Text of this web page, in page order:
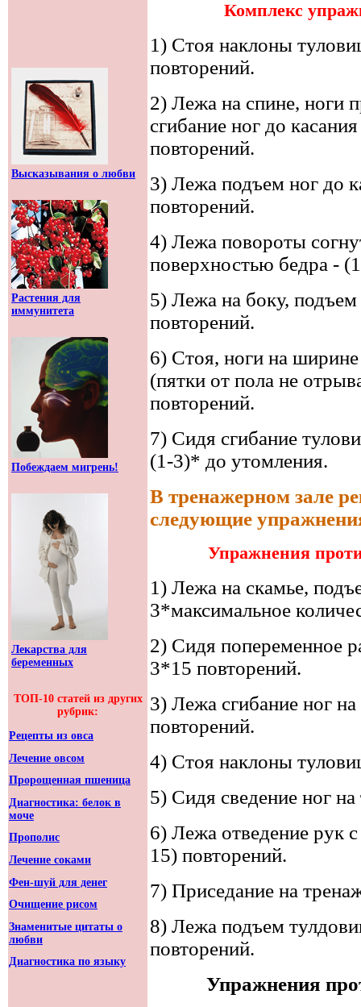
Высказывания о любви
Растения для
иммунитета
Побеждаем мигрень!
Лекарства для
беременных
ТОП-10 статей из других
рубрик:
Рецепты из овса
Лечение овсом
Пророщенная пшеница
Диагностика: белок в
моче
Прополис
Лечение соками
Фен-шуй для денег
Очищение рисом
Знаменитые цитаты о
любви
Диагностика по языку
Комплекс
1) Стоя наклоны
повторений.
2) Лежа на спине, ноги
сгибание ног до
повторений.
3) Лежа подъем ног до
повторений.
4) Лежа повороты
поверхностью бедра -
5) Лежа на боку,
повторений.
6) Стоя, ноги на
(пятки от пола не
повторений.
7) Сидя сгибание
(1-3)* до утомления.
В тренажерном зале
следующие
Упражнения
1) Лежа на скамье,
3*максимальное
2) Сидя попеременное
3*15 повторений.
3) Лежа сгибание ног
повторений.
4) Стоя наклоны
5) Сидя сведение ног
6) Лежа отведение рук
15) повторений.
7) Приседание на
8) Лежа подъем
повторений.
Упражнения